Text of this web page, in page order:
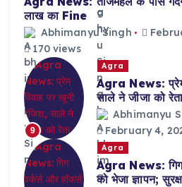
लाख का Fine
Abhimanyu Singh
170 views
9
Agra
Agra News: प्रेम
साले ने जीजा को
Abhimanyu
February 4,
Agra
Agra News: गिग
को भेजा ज्ञापन;